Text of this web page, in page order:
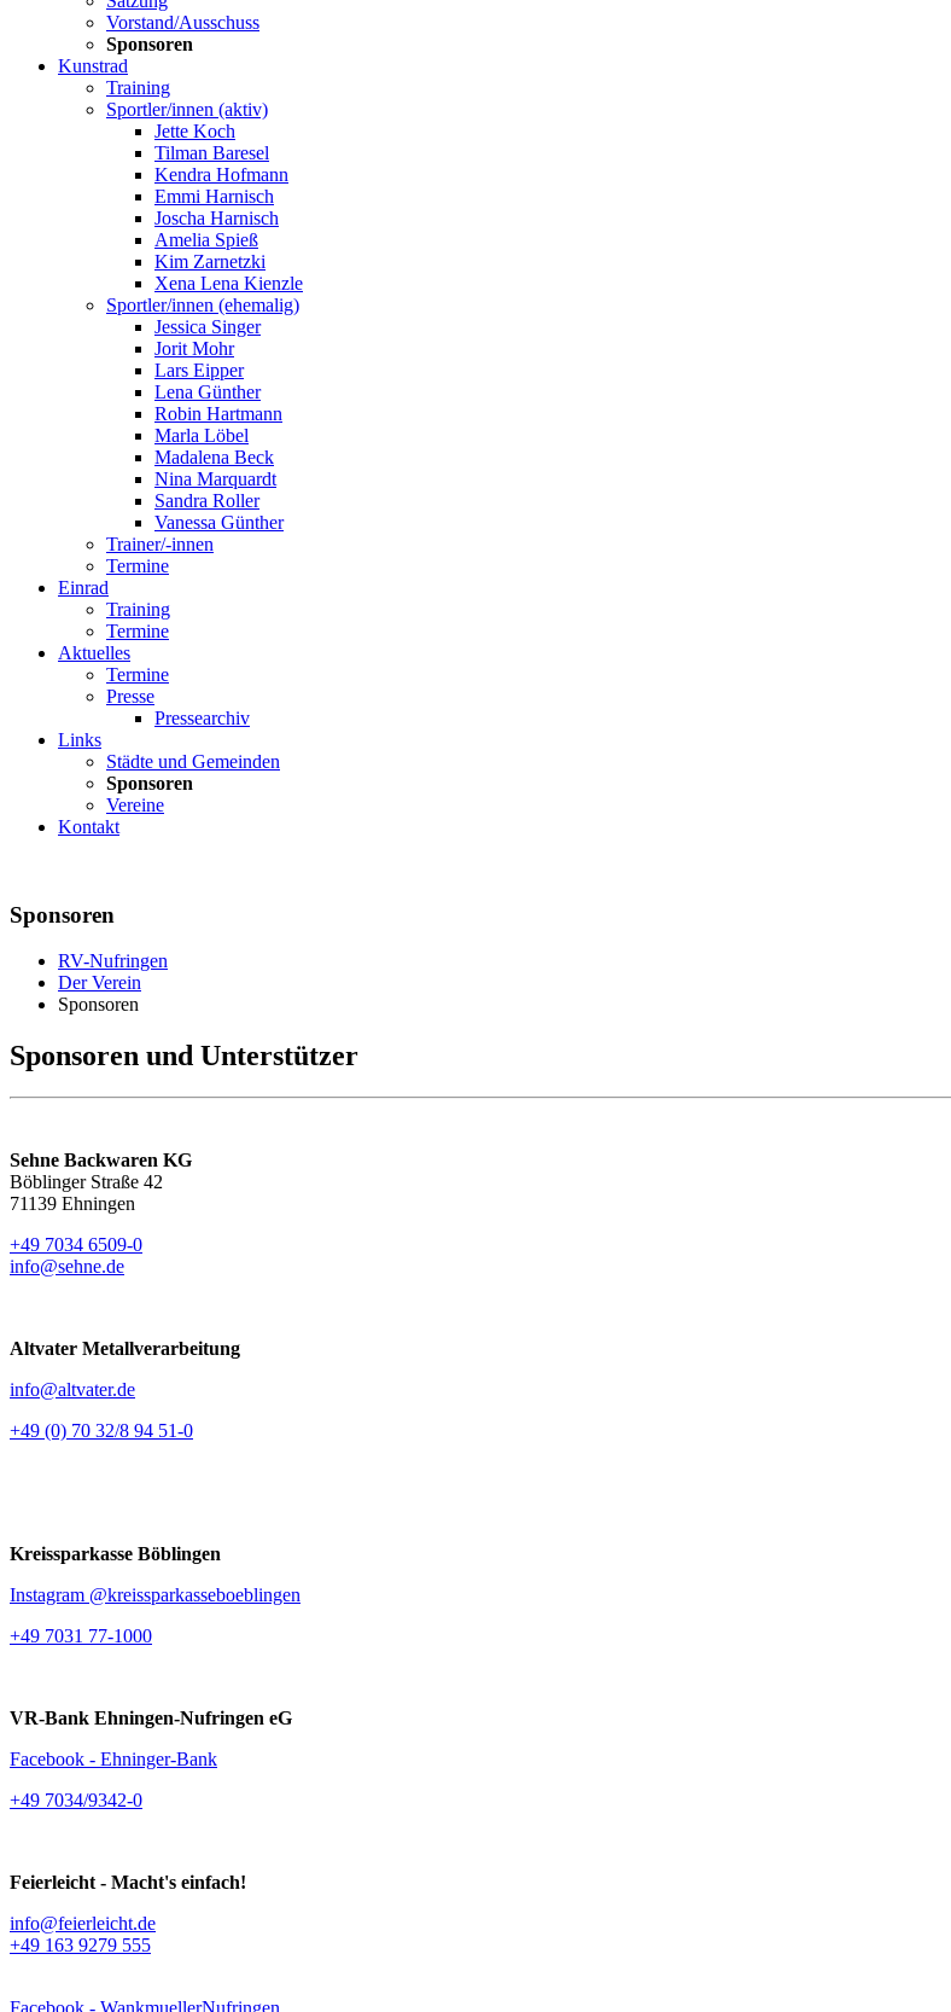
Vorstand/Ausschuss
Sponsoren
Kunstrad
Training
Sportler/innen (aktiv)
Jette Koch
Tilman Baresel
Kendra Hofmann
Emmi Harnisch
Joscha Harnisch
Amelia Spieß
Kim Zarnetzki
Xena Lena Kienzle
Sportler/innen (ehemalig)
Jessica Singer
Jorit Mohr
Lars Eipper
Lena Günther
Robin Hartmann
Marla Löbel
Madalena Beck
Nina Marquardt
Sandra Roller
Vanessa Günther
Trainer/-innen
Termine
Einrad
Training
Termine
Aktuelles
Termine
Presse
Pressearchiv
Links
Städte und Gemeinden
Sponsoren
Vereine
Kontakt
Sponsoren
RV-Nufringen
Der Verein
Sponsoren
Sponsoren und Unterstützer
Sehne Backwaren KG
Böblinger Straße 42
71139 Ehningen
+49 7034 6509-0
info@sehne.de
Altvater Metallverarbeitung
info@altvater.de
+49 (0) 70 32/8 94 51-0
Kreissparkasse Böblingen
Instagram @kreissparkasseboeblingen
+49 7031 77-1000
VR-Bank Ehningen-Nufringen eG
Facebook - Ehninger-Bank
+49 7034/9342-0
Feierleicht - Macht's einfach!
info@feierleicht.de
+49 163 9279 555